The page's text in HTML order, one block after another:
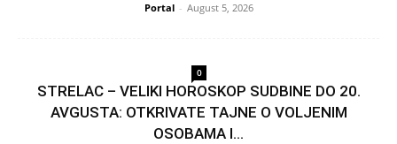
Portal - August 5, 2026
0
STRELAC – VELIKI HOROSKOP SUDBINE DO 20.
AVGUSTA: OTKRIVATE TAJNE O VOLJENIM
OSOBAMA I...